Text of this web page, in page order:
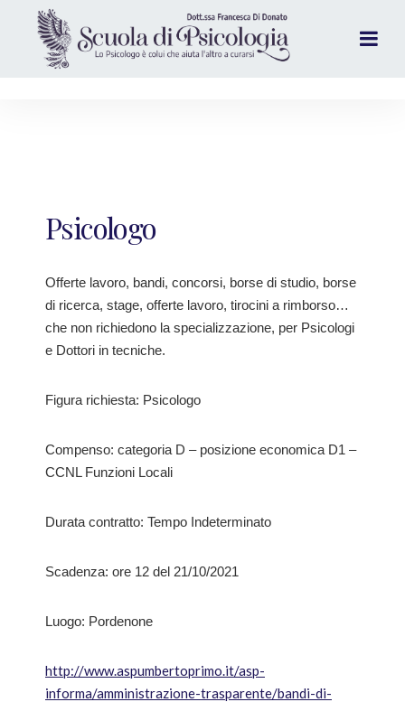
Psicologo
Offerte lavoro, bandi, concorsi, borse di studio, borse
di ricerca, stage, offerte lavoro, tirocini a rimborso…
che non richiedono la specializzazione, per Psicologi
e Dottori in tecniche.
Figura richiesta: Psicologo
Compenso: categoria D – posizione economica D1 –
CCNL Funzioni Locali
Durata contratto: Tempo Indeterminato
Scadenza: ore 12 del 21/10/2021
Luogo: Pordenone
http://www.aspumbertoprimo.it/asp-
informa/amministrazione-trasparente/bandi-di-